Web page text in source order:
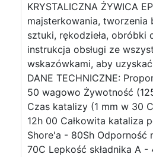
KRYSTALICZNA ŻYWICA
majsterkowania, tworzenia
sztuki, rękodzieła, obróbki
instrukcja obsługi ze
wskazówkami, aby
DANE TECHNICZNE:
50 wagowo Żywotność
Czas katalizy (1 mm w 30
12h 00 Całkowita kataliza
Shore'a - 80Sh Odporność
70C Lepkość składnika A